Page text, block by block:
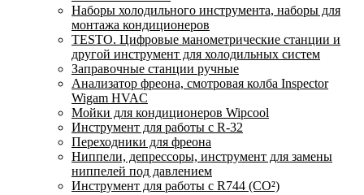
Наборы холодильного инструмента, наборы для
монтажа кондиционеров
TESTO. Цифровые манометрические станции и
другой инструмент для холодильных систем
Заправочные станции ручные
Анализатор фреона, смотровая колба Inspector
Wigam HVAC
Мойки для кондиционеров Wipcool
Инструмент для работы с R-32
Переходники для фреона
Ниппели, депрессоры, инструмент для замены
ниппелей под давлением
Инструмент для работы с R744 (CO²)